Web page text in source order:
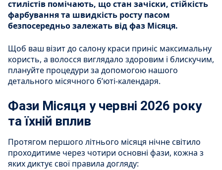
стилістів помічають, що стан зачіски, стійкість
фарбування та швидкість росту пасом
безпосередньо залежать від фаз Місяця.
Щоб ваш візит до салону краси приніс максимальну
користь, а волосся виглядало здоровим і блискучим,
плануйте процедури за допомогою нашого
детального місячного б’юті-календаря.
Фази Місяця у червні 2026 року
та їхній вплив
Протягом першого літнього місяця нічне світило
проходитиме через чотири основні фази, кожна з
яких диктує свої правила догляду: